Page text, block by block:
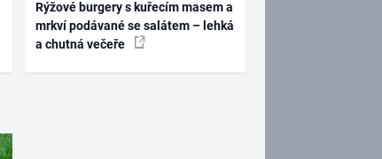
Rýžové burgery s kuřecím masem a
mrkví podávané se salátem – lehká
a chutná večeře